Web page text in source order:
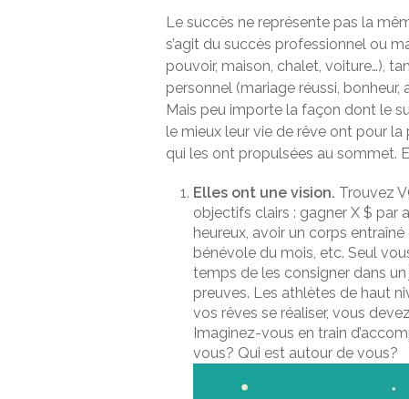
Le succès ne représente pas la
s’agit du succès professionnel ou
pouvoir, maison, chalet, voiture…),
personnel (mariage réussi,
Mais peu importe la façon dont le
le mieux leur vie de rêve ont pour
qui les ont propulsées au sommet.
Elles ont une vision. Trouvez
objectifs clairs : gagner X $ par
heureux, avoir un corps
bénévole du mois, etc. Seul
temps de les consigner dans
preuves. Les athlètes de haut
vos rêves se réaliser, vous
Imaginez-vous en train
vous? Qui est autour de vous?